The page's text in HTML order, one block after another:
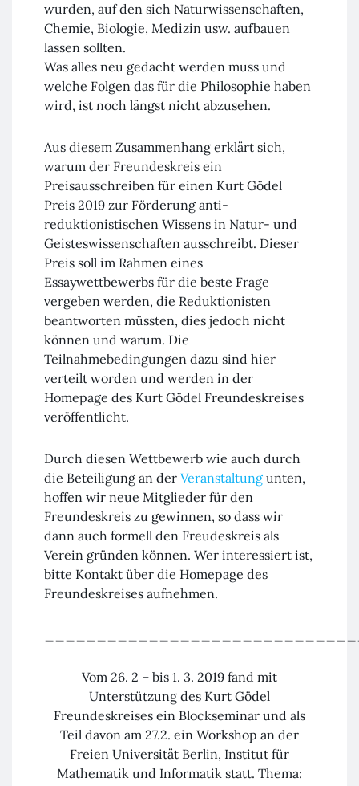
wurden, auf den sich Naturwissenschaften,
Chemie, Biologie, Medizin usw. aufbauen
lassen sollten.
Was alles neu gedacht werden muss und
welche Folgen das für die Philosophie haben
wird, ist noch längst nicht abzusehen.
Aus diesem Zusammenhang erklärt sich,
warum der Freundeskreis ein
Preisausschreiben für einen Kurt Gödel
Preis 2019 zur Förderung anti-
reduktionistischen Wissens in Natur- und
Geisteswissenschaften ausschreibt. Dieser
Preis soll im Rahmen eines
Essaywettbewerbs für die beste Frage
vergeben werden, die Reduktionisten
beantworten müssten, dies jedoch nicht
können und warum. Die
Teilnahmebedingungen dazu sind hier
verteilt worden und werden in der
Homepage des Kurt Gödel Freundeskreises
veröffentlicht.
Durch diesen Wettbewerb wie auch durch
die Beteiligung an der Veranstaltung unten,
hoffen wir neue Mitglieder für den
Freundeskreis zu gewinnen, so dass wir
dann auch formell den Freudeskreis als
Verein gründen können. Wer interessiert ist,
bitte Kontakt über die Homepage des
Freundeskreises aufnehmen.
Vom 26. 2 – bis 1. 3. 2019 fand mit
Unterstützung des Kurt Gödel
Freundeskreises ein Blockseminar und als
Teil davon am 27.2. ein Workshop an der
Freien Universität Berlin, Institut für
Mathematik und Informatik statt. Thema: